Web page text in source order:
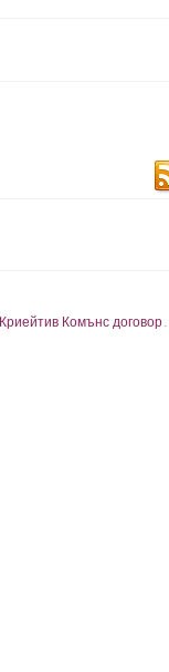
Криейтив Комънс договор.